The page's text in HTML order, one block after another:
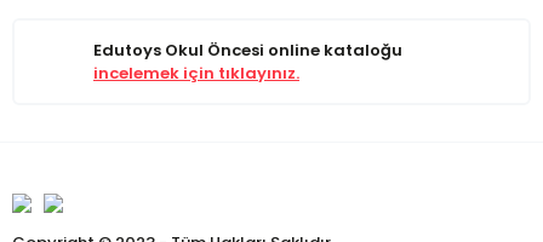
Edutoys Okul Öncesi online kataloğu
incelemek için tıklayınız.